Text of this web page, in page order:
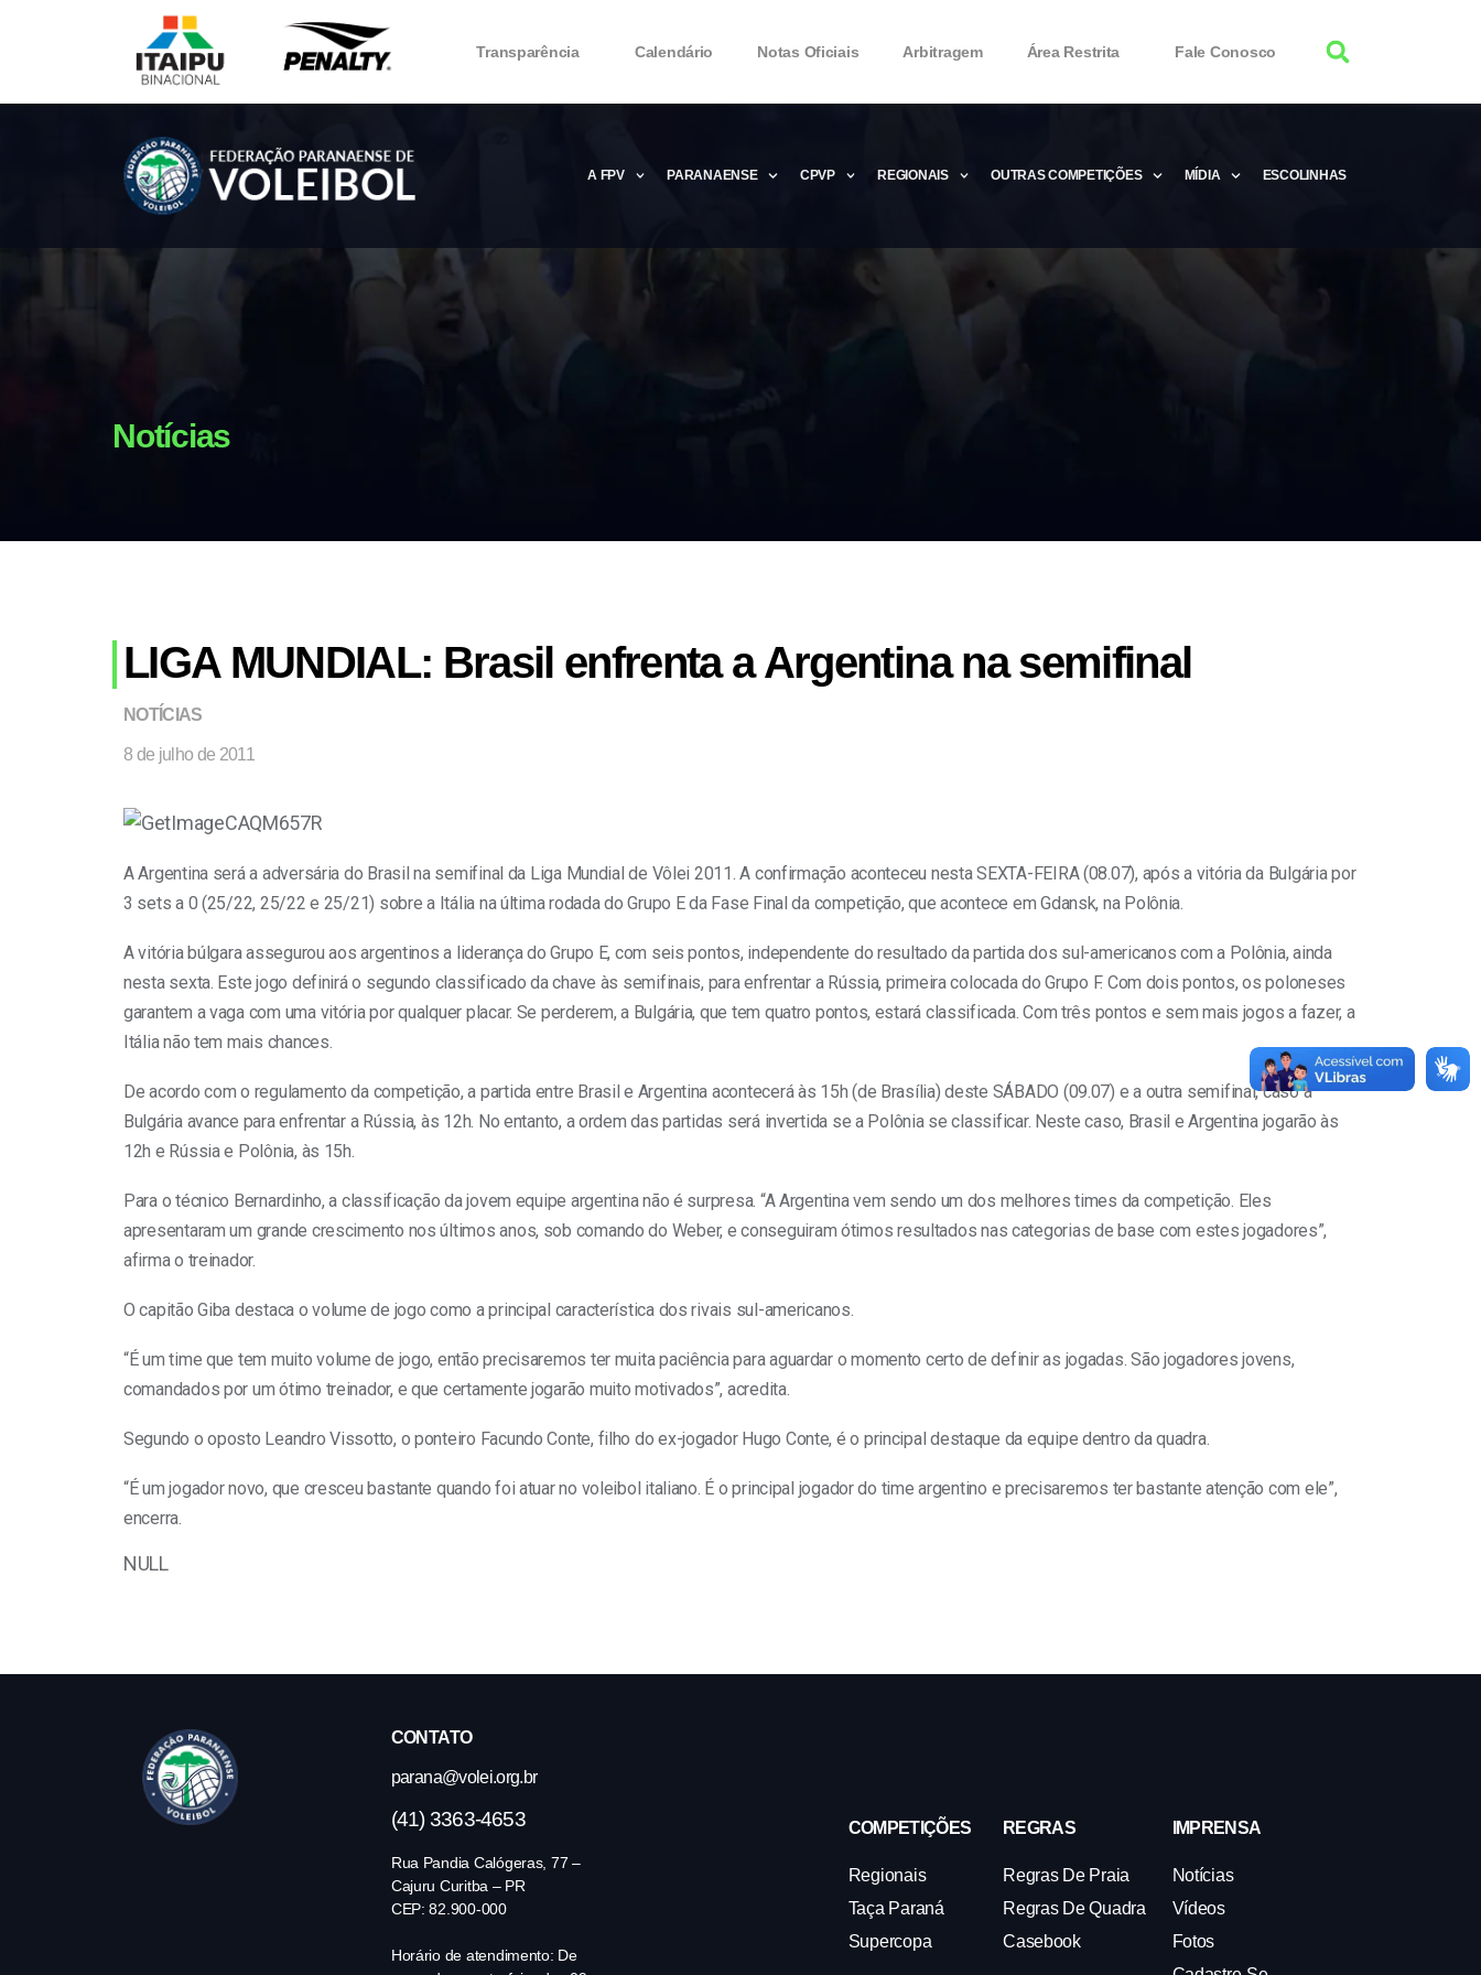
Transparência Calendário Notas Oficiais Arbitragem Área Restrita Fale Conosco
A FPV
Microsoft Office 2016 Product Key 2020 – Free Product Keys
PARANAENSE CPVP REGIONAIS OUTRAS COMPETIÇÕES MÍDIA ESCOLINHAS
Notícias
LIGA MUNDIAL: Brasil enfrenta a Argentina na semifinal
NOTÍCIAS
8 de julho de 2011
A Argentina será a adversária do Brasil na semifinal da Liga Mundial de Vôlei 2011. A confirmação aconteceu nesta SEXTA-FEIRA (08.07), após a vitória da Bulgária por
3 sets a 0 (25/22, 25/22 e 25/21) sobre a Itália na última rodada do Grupo E da Fase Final da competição, que acontece em Gdansk, na Polônia.
A vitória búlgara assegurou aos argentinos a liderança do Grupo E, com seis pontos, independente do resultado da partida dos sul-americanos com a Polônia, ainda
nesta sexta. Este jogo definirá o segundo classificado da chave às semifinais, para enfrentar a Rússia, primeira colocada do Grupo F. Com dois pontos, os poloneses
garantem a vaga com uma vitória por qualquer placar. Se perderem, a Bulgária, que tem quatro pontos, estará classificada. Com três pontos e sem mais jogos a fazer, a
Itália não tem mais chances.
De acordo com o regulamento da competição, a partida entre Brasil e Argentina acontecerá às 15h (de Brasília) deste SÁBADO (09.07) e a outra semifinal, caso a
Bulgária avance para enfrentar a Rússia, às 12h. No entanto, a ordem das partidas será invertida se a Polônia se classificar. Neste caso, Brasil e Argentina jogarão às
12h e Rússia e Polônia, às 15h.
Para o técnico Bernardinho, a classificação da jovem equipe argentina não é surpresa. “A Argentina vem sendo um dos melhores times da competição. Eles
apresentaram um grande crescimento nos últimos anos, sob comando do Weber, e conseguiram ótimos resultados nas categorias de base com estes jogadores”,
afirma o treinador.
O capitão Giba destaca o volume de jogo como a principal característica dos rivais sul-americanos.
“É um time que tem muito volume de jogo, então precisaremos ter muita paciência para aguardar o momento certo de definir as jogadas. São jogadores jovens,
comandados por um ótimo treinador, e que certamente jogarão muito motivados”, acredita.
Segundo o oposto Leandro Vissotto, o ponteiro Facundo Conte, filho do ex-jogador Hugo Conte, é o principal destaque da equipe dentro da quadra.
“É um jogador novo, que cresceu bastante quando foi atuar no voleibol italiano. É o principal jogador do time argentino e precisaremos ter bastante atenção com ele”,
encerra.
NULL
CONTATO
parana@volei.org.br
(41) 3363-4653
Rua Pandia Calógeras, 77 –
Cajuru Curitba – PR
CEP: 82.900-000
Horário de atendimento: De
COMPETIÇÕES
Regionais
Taça Paraná
Supercopa
REGRAS
Regras De Praia
Regras De Quadra
Casebook
IMPRENSA
Notícias
Vídeos
Fotos